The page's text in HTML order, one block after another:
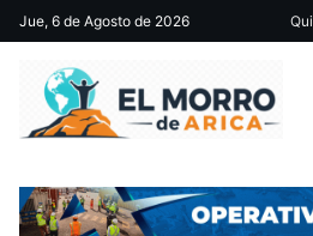
Jue, 6 de Agosto de 2026